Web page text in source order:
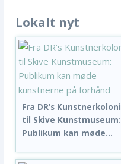
Lokalt nyt
Fra DR’s Kunstnerkoloni
til Skive Kunstmuseum:
Publikum kan møde...